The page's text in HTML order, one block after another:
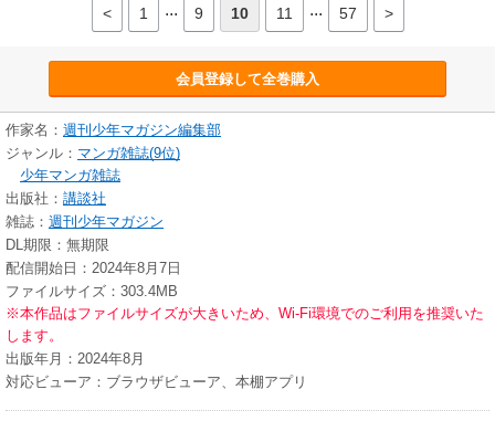
< 1 ... 9 10 11 ... 57 >
会員登録して全巻購入
作家名： 週刊少年マガジン編集部
ジャンル： マンガ雑誌(9位)
少年マンガ雑誌
出版社： 講談社
雑誌： 週刊少年マガジン
DL期限：無期限
配信開始日：2024年8月7日
ファイルサイズ：303.4MB
※本作品はファイルサイズが大きいため、Wi-Fi環境でのご利用を推奨いた
します。
出版年月：2024年8月
対応ビューア：ブラウザビューア、本棚アプリ